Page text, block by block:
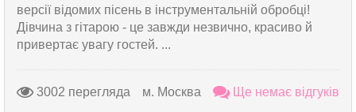
версії відомих пісень в інструментальній обробці!
Дівчина з гітарою - це завжди незвично, красиво й
привертає увагу гостей. ...
3002 перегляда м. Москва Ще немає відгуків